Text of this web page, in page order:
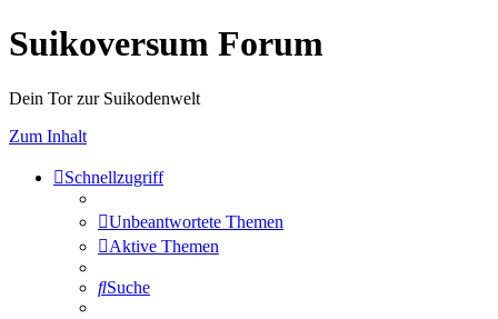
Suikoversum Forum
Dein Tor zur Suikodenwelt
Zum Inhalt
Schnellzugriff
Unbeantwortete Themen
Aktive Themen
Suche